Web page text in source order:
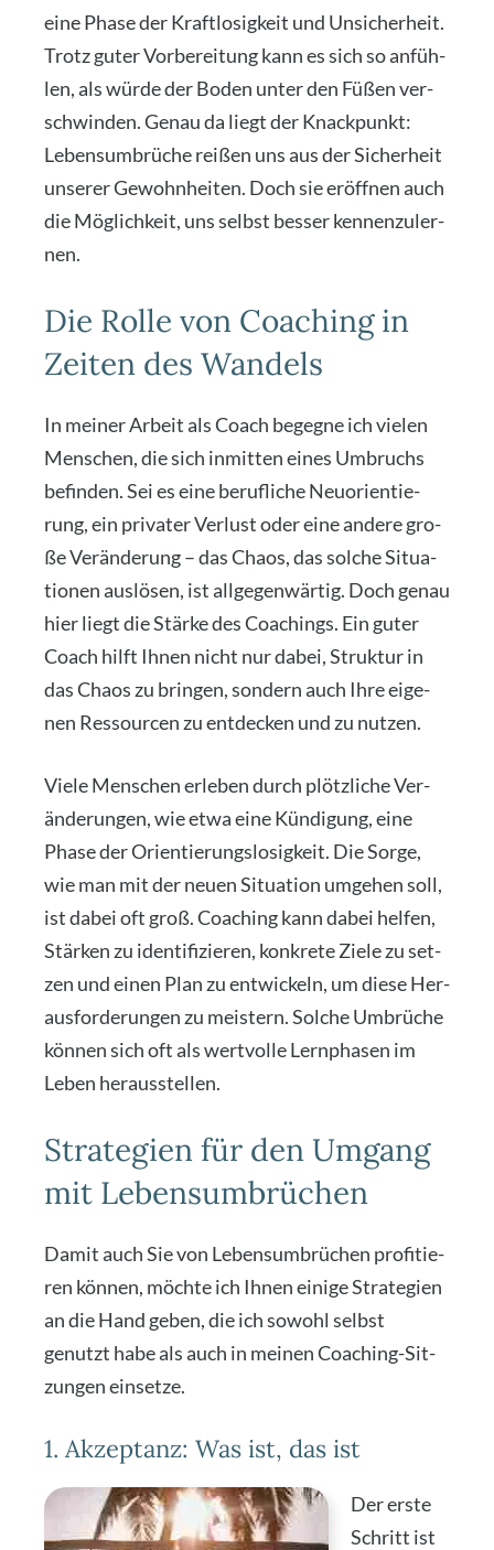
eine Pha­se der Kraft­lo­sig­keit und Unsi­cher­heit.
Trotz guter Vor­be­rei­tung kann es sich so anfüh­
len, als wür­de der Boden unter den Füßen ver­
schwin­den. Genau da liegt der Knack­punkt:
Lebens­um­brü­che rei­ßen uns aus der Sicher­heit
unse­rer Gewohn­hei­ten. Doch sie eröff­nen auch
die Mög­lich­keit, uns selbst bes­ser ken­nen­zu­ler­
nen.
Die Rolle von Coaching in
Zeiten des Wandels
In mei­ner Arbeit als Coach begeg­ne ich vie­len
Men­schen, die sich inmit­ten eines Umbruchs
befin­den. Sei es eine beruf­li­che Neu­ori­en­tie­
rung, ein pri­va­ter Ver­lust oder eine ande­re gro­
ße Ver­än­de­rung – das Cha­os, das sol­che Situa­
tio­nen aus­lö­sen, ist all­ge­gen­wär­tig. Doch genau
hier liegt die Stär­ke des Coa­chings. Ein guter
Coach hilft Ihnen nicht nur dabei, Struk­tur in
das Cha­os zu brin­gen, son­dern auch Ihre eige­
nen Res­sour­cen zu ent­de­cken und zu nut­zen.
Vie­le Men­schen erle­ben durch plötz­li­che Ver­
än­de­run­gen, wie etwa eine Kün­di­gung, eine
Pha­se der Ori­en­tie­rungs­lo­sig­keit. Die Sor­ge,
wie man mit der neu­en Situa­ti­on umge­hen soll,
ist dabei oft groß. Coa­ching kann dabei hel­fen,
Stär­ken zu iden­ti­fi­zie­ren, kon­kre­te Zie­le zu set­
zen und einen Plan zu ent­wi­ckeln, um die­se Her­
aus­for­de­run­gen zu meis­tern. Sol­che Umbrü­che
kön­nen sich oft als wert­vol­le Lern­pha­sen im
Leben her­aus­stel­len.
Strategien für den Umgang
mit Lebensumbrüchen
Damit auch Sie von Lebens­um­brü­chen pro­fi­tie­
ren kön­nen, möch­te ich Ihnen eini­ge Stra­te­gien
an die Hand geben, die ich sowohl selbst
genutzt habe als auch in mei­nen Coa­ching-Sit­
zun­gen ein­set­ze.
1. Akzeptanz: Was ist, das ist
Der ers­te
Schritt ist